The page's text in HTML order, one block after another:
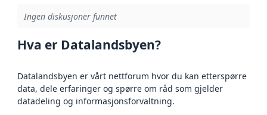
Ingen diskusjoner funnet
Hva er Datalandsbyen?
Datalandsbyen er vårt nettforum hvor du kan etterspørre
data, dele erfaringer og spørre om råd som gjelder
datadeling og informasjonsforvaltning.